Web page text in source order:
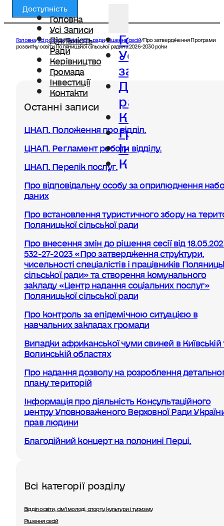
Головна
Усі Записи
Діяльність
Ради
Керівництво
Громада
Інвестиції
Контакти
Головна
Усі
записи
Діяльність
ради
Керівництво
Громада
Інвестиції
Контакти
Доступність
Головна/Усі розділи/Діяльність ради/Рішення сесій/Про затвердження Програми
розвитку освіти Поляницької сільської радина 2026-2030 роки
Останні записи
ЦНАП. Положення про відділ.
ЦНАП. Регламент роботи відділу.
ЦНАП. Перелік послуг.
Про відповідальну особу за оприлюднення
даних
Про встановлення туристичного збору на
Поляницької сільської ради
Про внесення змін до рішення сесії від
532-27-2023 «Про затвердження структури,
чисельності спеціалістів і працівників
сільської ради» та створення комунального
закладу «Центр надання соціальних послуг»
Поляницької сільської ради
Про контроль за епідемічною ситуацією в
навчальних закладах громади
Випадки африканської чуми свиней в Київській
Волинській областях
Про надання дозволу на розроблення
плану територій
Інформація про діяльність Консультаційного
центру Уповноваженого Верховної Ради
прав людини
Благодійний концерт на полонині Перці.
Всі категорії розділу
Відділ освіти, сімʼї молоді, спорту, культури і туризму
Рішення сесій